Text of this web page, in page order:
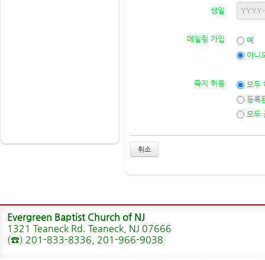
생일
메일링 가입
예
아니
쪽지 허용
모두
등록
모두
취소
Evergreen Baptist Church of NJ
1321 Teaneck Rd. Teaneck, NJ 07666
(☎) 201-833-8336, 201-966-9038